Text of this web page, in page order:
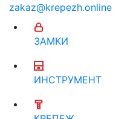
zakaz@krepezh.online
ЗАМКИ
ИНСТРУМЕНТ